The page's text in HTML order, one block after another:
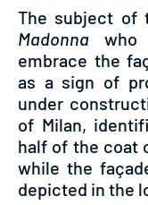
The subject of
Madonna who
embrace the
as a sign of
under
of Milan,
half of the coat
while the
depicted in the